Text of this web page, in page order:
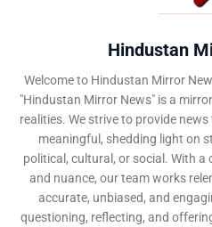
Hindustan
Welcome to Hindustan Mirror
"Hindustan Mirror News" is a
realities. We strive to provide
meaningful, shedding light on
political, cultural, or social. With
and nuance, our team works
accurate, unbiased, and
questioning, reflecting, and